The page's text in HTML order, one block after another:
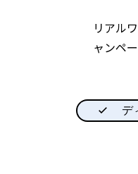
リアル
ャンペ
デ